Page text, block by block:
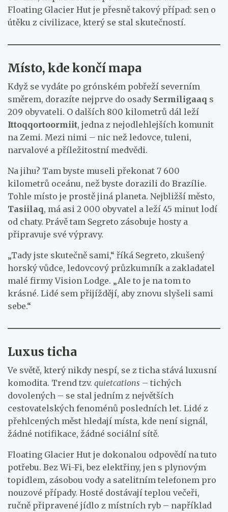
Floating Glacier Hut je přesně takový případ: sen o
útěku z civilizace, který se stal skutečností.
Místo, kde končí mapa
Když se vydáte po grónském pobřeží severním
směrem, dorazíte nejprve do osady Sermiligaaq s
209 obyvateli. O dalších 800 kilometrů dál leží
Ittoqqortoormiit, jedna z nejodlehlejších komunit
na Zemi. Mezi nimi – nic než ledovce, tuleni,
narvalové a příležitostní medvědi.
Na jihu? Tam byste museli překonat 7 600
kilometrů oceánu, než byste dorazili do Brazílie.
Tohle místo je prostě jiná planeta. Nejbližší město,
Tasiilaq, má asi 2 000 obyvatel a leží 45 minut lodí
od chaty. Právě tam Segreto zásobuje hosty a
připravuje své výpravy.
„Tady jste skutečně sami,“ říká Segreto, zkušený
horský vůdce, ledovcový průzkumník a zakladatel
malé firmy Vision Lodge. „Ale to je na tom to
krásné. Lidé sem přijíždějí, aby znovu slyšeli sami
sebe.“
Luxus ticha
Ve světě, který nikdy nespí, se z ticha stává luxusní
komodita. Trend tzv. quietcations – tichých
dovolených – se stal jedním z největších
cestovatelských fenoménů posledních let. Lidé z
přehlcených měst hledají místa, kde není signál,
žádné notifikace, žádné sociální sítě.
Floating Glacier Hut je dokonalou odpovědí na tuto
potřebu. Bez Wi-Fi, bez elektřiny, jen s plynovým
topidlem, zásobou vody a satelitním telefonem pro
nouzové případy. Hosté dostávají teplou večeři,
ručně připravené jídlo z místních ryb – například